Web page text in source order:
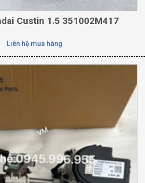
Custin 1.5 351002M417
Liên hệ mua hàng